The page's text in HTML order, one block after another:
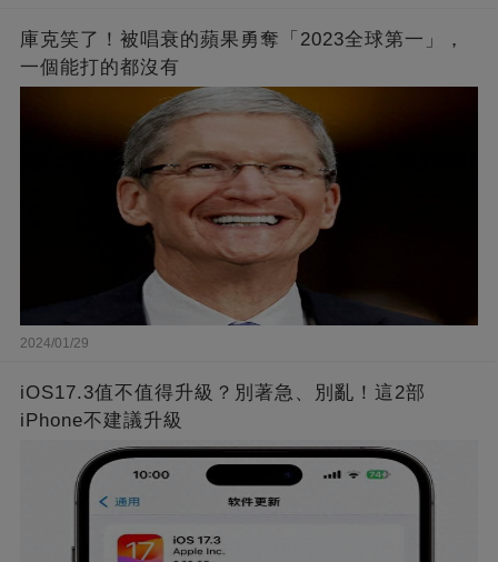
庫克笑了！被唱衰的蘋果勇奪「2023全球第一」，
一個能打的都沒有
2024/01/29
iOS17.3值不值得升級？別著急、別亂！這2部
iPhone不建議升級